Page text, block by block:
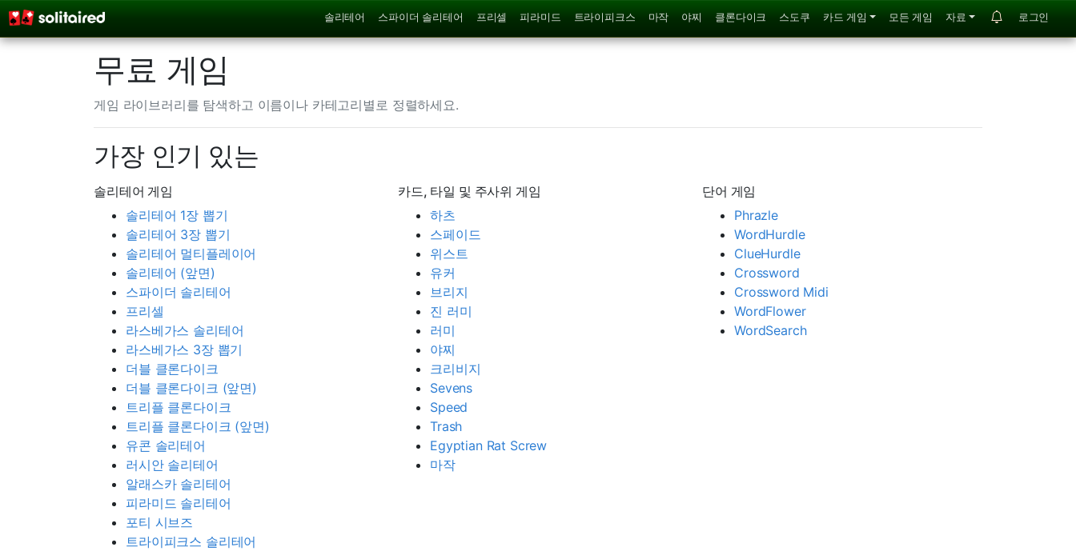
솔리테어 스파이더 솔리테어 프리셀 피라미드 트라이피크스 마작 야찌 클론다이크 스도쿠 카드 게임 모든 게임 자료 로그인
무료 게임
게임 라이브러리를 탐색하고 이름이나 카테고리별로 정렬하세요.
가장 인기 있는
솔리테어 게임
솔리테어 1장 뽑기
솔리테어 3장 뽑기
솔리테어 멀티플레이어
솔리테어 (앞면)
스파이더 솔리테어
프리셀
라스베가스 솔리테어
라스베가스 3장 뽑기
더블 클론다이크
더블 클론다이크 (앞면)
트리플 클론다이크
트리플 클론다이크 (앞면)
유콘 솔리테어
러시안 솔리테어
알래스카 솔리테어
피라미드 솔리테어
포티 시브즈
트라이피크스 솔리테어
카드, 타일 및 주사위 게임
하츠
스페이드
위스트
유커
브리지
진 러미
러미
야찌
크리비지
Sevens
Speed
Trash
Egyptian Rat Screw
마작
단어 게임
Phrazle
WordHurdle
ClueHurdle
Crossword
Crossword Midi
WordFlower
WordSearch